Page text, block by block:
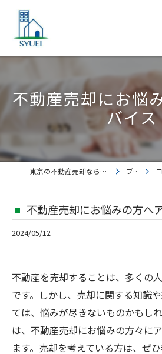
不動産売却にお悩
バイス
東京の不動産売却なら株式会社集英都市開発 ブログ コラム
不動産売却にお悩みの方へ
2024/05/12
不動産を売却することは、多くの
です。しかし、売却に関する知識
ては、悩みが尽きないものかもし
は、不動産売却にお悩みの方々に
ます。売却を考えている方は、ぜ